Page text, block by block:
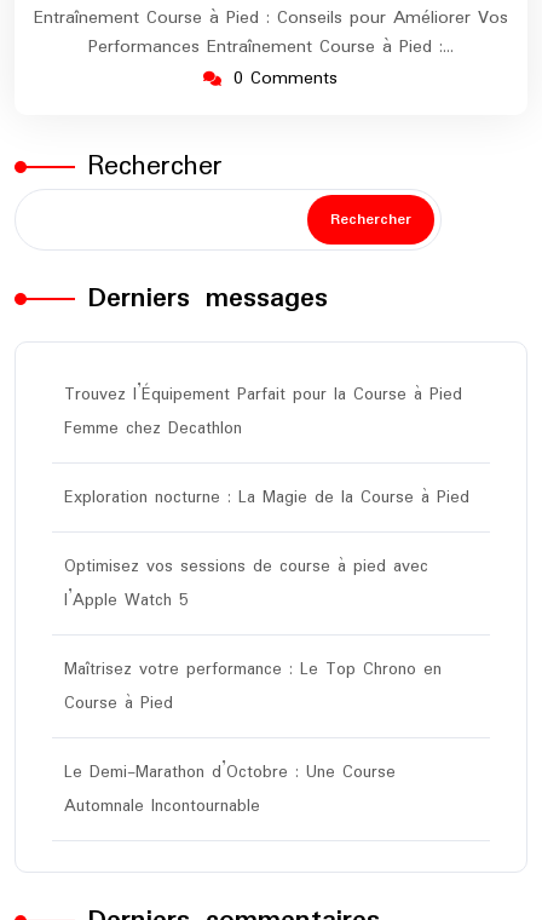
Entraînement Course à Pied : Conseils pour Améliorer Vos
Performances Entraînement Course à Pied :…
0 Comments
Rechercher
Rechercher
Derniers messages
Trouvez l’Équipement Parfait pour la Course à Pied
Femme chez Decathlon
Exploration nocturne : La Magie de la Course à Pied
Optimisez vos sessions de course à pied avec
l’Apple Watch 5
Maîtrisez votre performance : Le Top Chrono en
Course à Pied
Le Demi-Marathon d’Octobre : Une Course
Automnale Incontournable